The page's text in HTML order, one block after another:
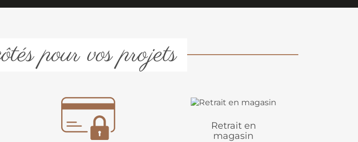
pour vos projets
Retrait en
magasin